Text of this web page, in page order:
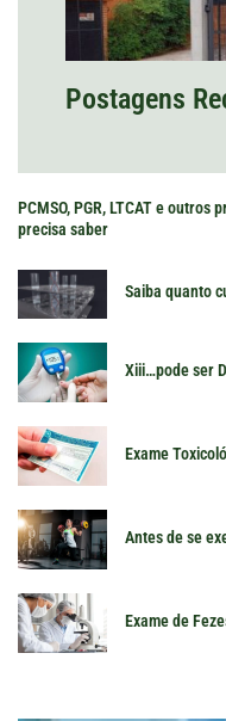
Postagens
PCMSO, PGR, LTCAT e
precisa saber
Saiba quanto
Xiii…pode ser
Exame
Antes de se
Exame de